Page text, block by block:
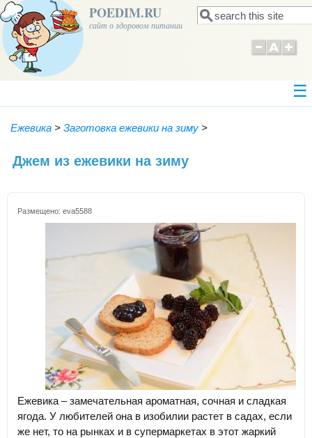
POEDIM.RU
сайт о здоровом питании Форма поиска
Поиск
Ежевика > Заготовка ежевики на зиму >
Джем из ежевики на зиму
Размещено: eva5588
Ежевика – замечательная ароматная, сочная и сладкая
ягода. У любителей она в изобилии растет в садах, если
же нет, то на рынках и в супермаркетах в этот жаркий